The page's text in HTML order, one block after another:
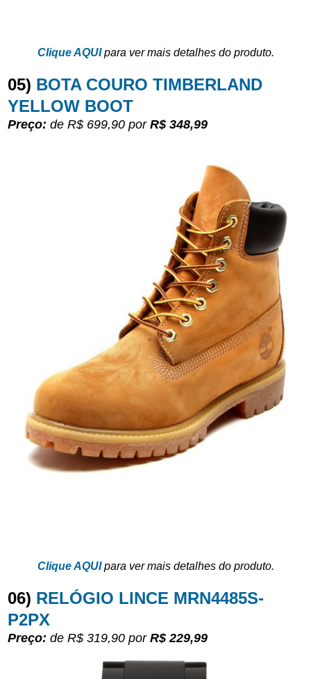
Clique AQUIpara ver mais detalhes do produto.
05) BOTA COURO TIMBERLAND
YELLOW BOOT
Preço: de R$ 699,90 por R$ 348,99
Clique AQUIpara ver mais detalhes do produto.
06) RELÓGIO LINCE MRN4485S-
P2PX
Preço: de R$ 319,90 por R$ 229,99